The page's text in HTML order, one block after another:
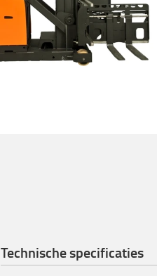
Technische specificaties